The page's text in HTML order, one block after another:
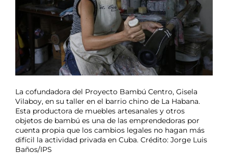
La cofundadora del Proyecto Bambú Centro, Gisela
Vilaboy, en su taller en el barrio chino de La Habana.
Esta productora de muebles artesanales y otros
objetos de bambú es una de las emprendedoras por
cuenta propia que los cambios legales no hagan más
difícil la actividad privada en Cuba. Crédito: Jorge Luis
Baños/IPS